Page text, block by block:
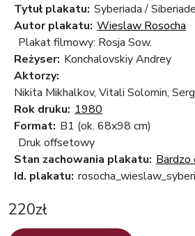
Tytuł plakatu: Syberiada / Siberiade
Autor plakatu: Wieslaw Rosocha
Plakat filmowy: Rosja Sow.
Reżyser: Konchalovskiy Andrey
Aktorzy:
Nikita Mikhalkov, Vitali Solomin,
Rok druku: 1980
Format: B1 (ok. 68x98 cm)
Druk offsetowy
Stan zachowania plakatu: Bardzo
Id. plakatu:
220zł